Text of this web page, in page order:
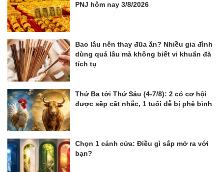
PNJ hôm nay 3/8/2026
Bao lâu nên thay đũa ăn? Nhiều gia đình
dùng quá lâu mà không biết vi khuẩn đã
tích tụ
Thứ Ba tới Thứ Sáu (4-7/8): 2 có cơ hội
được sếp cất nhắc, 1 tuổi dễ bị phê bình
Chọn 1 cánh cửa: Điều gì sắp mở ra với
bạn?